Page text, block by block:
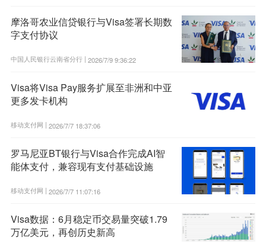
摩洛哥农业信贷银行与Visa签署长期数
字支付协议
中国人民银行云南省分行 | 2026/7/9 9:36:22
Visa将Visa Pay服务扩展至非洲和中亚
更多发卡机构
移动支付网 | 2026/7/7 18:37:06
罗马尼亚BT银行与Visa合作完成AI智
能体支付，兼容现有支付基础设施
移动支付网 | 2026/7/7 11:07:16
Visa数据：6月稳定币交易量突破1.79
万亿美元，再创历史新高